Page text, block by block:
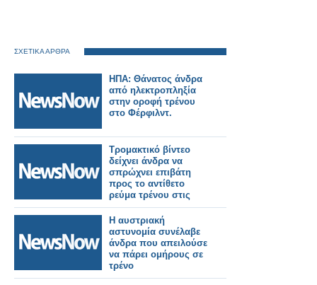
ΣΧΕΤΙΚΑ ΑΡΘΡΑ
ΗΠΑ: Θάνατος άνδρα
από ηλεκτροπληξία
στην οροφή τρένου
στο Φέρφιλντ.
Τρομακτικό βίντεο
δείχνει άνδρα να
σπρώχνει επιβάτη
προς το αντίθετο
ρεύμα τρένου στις
ΗΠΑ.
Η αυστριακή
αστυνομία συνέλαβε
άνδρα που απειλούσε
να πάρει ομήρους σε
τρένο